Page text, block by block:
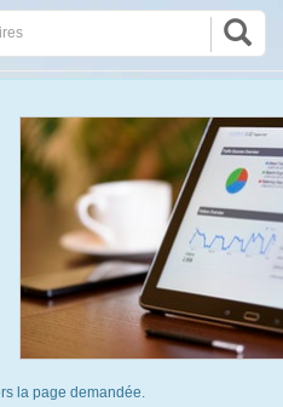
la page demandée.